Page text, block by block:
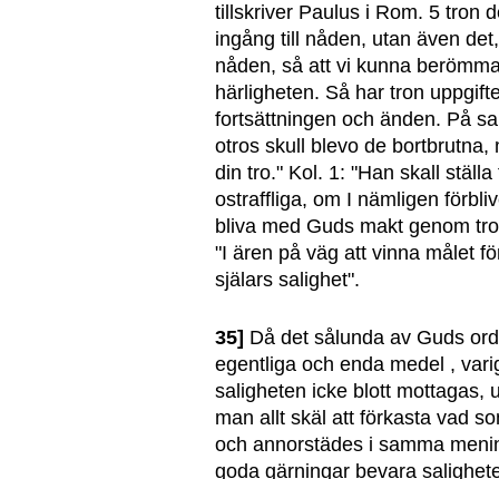
tillskriver Paulus i Rom. 5 tron
ingång till nåden, utan även
nåden, så att vi kunna
härligheten. Så har tron
fortsättningen och änden. På
otros skull blevo de bortbrutna,
din tro." Kol. 1: "Han skall
ostraffliga, om I nämligen
bliva med Guds makt genom
"I ären på väg att vinna målet
själars salighet".
35] Då det sålunda av Guds
egentliga och enda medel ,
saligheten icke blott mottagas,
man allt skäl att förkasta vad
och annorstädes i samma
goda gärningar bevara